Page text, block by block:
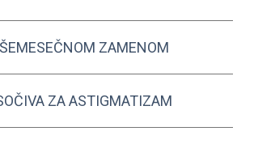
ZAMENOM
ZA ASTIGMATIZAM